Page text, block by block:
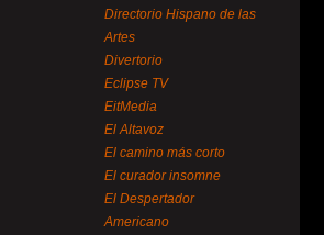
Directorio Hispano de las
Artes
Divertorio
Eclipse TV
EitMedia
El Altavoz
El camino más corto
El curador insomne
El Despertador
Americano